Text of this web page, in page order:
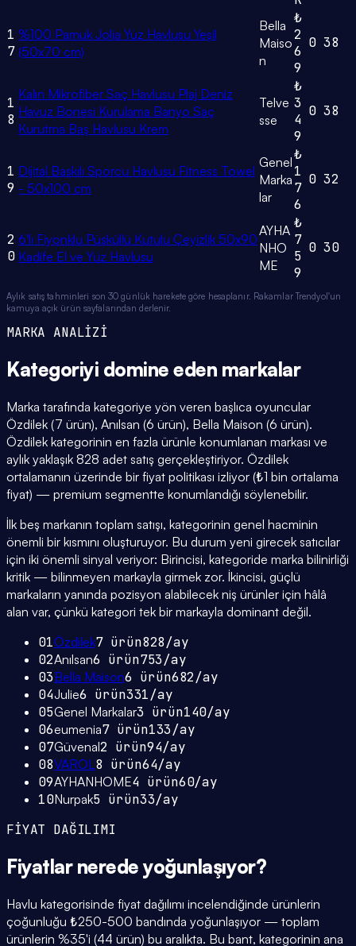
1
7
%100 Pamuk Jolia Yüz Havlusu Yeşil
(50x70 cm)
Bella
Maiso
n
₺
2
6
9
0 38
1
8
Kalın Mikrofiber Saç Havlusu Plaj Deniz
Havuz Bonesi Kurulama Banyo Saç
Kurutma Baş Havlusu Krem
Telve
sse
₺
3
4
9
0 38
1
9
Dijital Baskılı Sporcu Havlusu Fitness Towel
- 50x100 cm
Genel
Marka
lar
₺
1
7
6
0 32
2
0
6'lı Fiyonklu Püsküllü Kutulu Çeyizlik 50x90
Kadife El ve Yüz Havlusu
AYHA
NHO
ME
₺
7
5
9
0 30
Aylık satış tahminleri son 30 günlük harekete göre hesaplanır. Rakamlar Trendyol'un
kamuya açık ürün sayfalarından derlenir.
MARKA ANALİZİ
Kategoriyi domine eden markalar
Marka tarafında kategoriye yön veren başlıca oyuncular
Özdilek (7 ürün), Anılsan (6 ürün), Bella Maison (6 ürün).
Özdilek kategorinin en fazla ürünle konumlanan markası ve
aylık yaklaşık 828 adet satış gerçekleştiriyor. Özdilek
ortalamanın üzerinde bir fiyat politikası izliyor (₺1 bin ortalama
fiyat) — premium segmentte konumlandığı söylenebilir.
İlk beş markanın toplam satışı, kategorinin genel hacminin
önemli bir kısmını oluşturuyor. Bu durum yeni girecek satıcılar
için iki önemli sinyal veriyor: Birincisi, kategoride marka bilinirliği
kritik — bilinmeyen markayla girmek zor. İkincisi, güçlü
markaların yanında pozisyon alabilecek niş ürünler için hâlâ
alan var, çünkü kategori tek bir markayla dominant değil.
01Özdilek7ürün828/ay
02Anılsan6 ürün753/ay
03Bella Maison6 ürün682/ay
04Julie6 ürün331/ay
05Genel Markalar3 ürün140/ay
06eumenia7ürün133/ay
07Güvenal2 ürün94/ay
08VAROL8 ürün64/ay
09AYHANHOME4 ürün60/ay
10Nurpak5 ürün33/ay
FİYAT DAĞILIMI
Fiyatlar nerede yoğunlaşıyor?
Havlu kategorisinde fiyat dağılımı incelendiğinde ürünlerin
çoğunluğu ₺250-500 bandında yoğunlaşıyor — toplam
ürünlerin %35'i (44 ürün) bu aralıkta. Bu bant, kategorinin ana